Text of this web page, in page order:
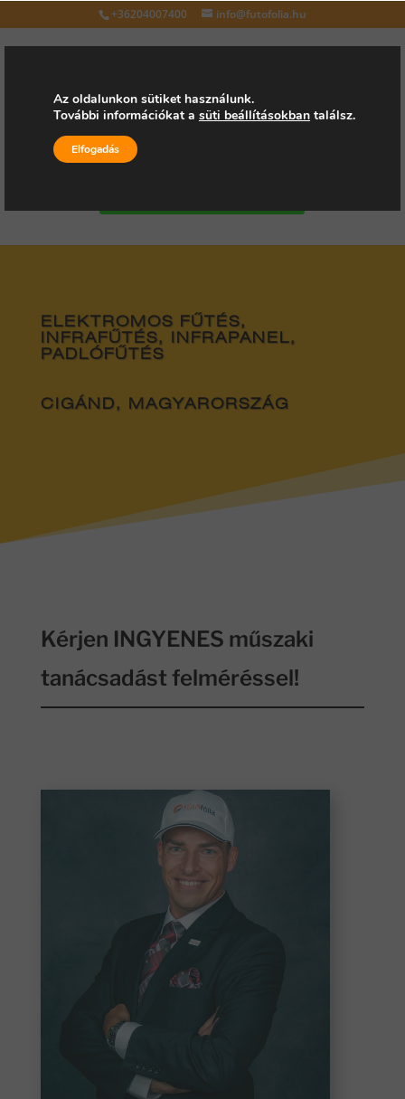
+36204007400 info@futofolia.hu
Válasszon oldalt
ELEKTROMOS FŰTÉS,
INFRAFŰTÉS, INFRAPANEL,
PADLÓFŰTÉS
CIGÁND, MAGYARORSZÁG
Kérjen INGYENES műszaki
tanácsadást felméréssel!
Az oldalunkon sütiket használunk.
További információkat a süti beállításokban találsz.
Elfogadás